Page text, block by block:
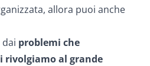
allora puoi anche
problemi che
rivolgiamo al grande